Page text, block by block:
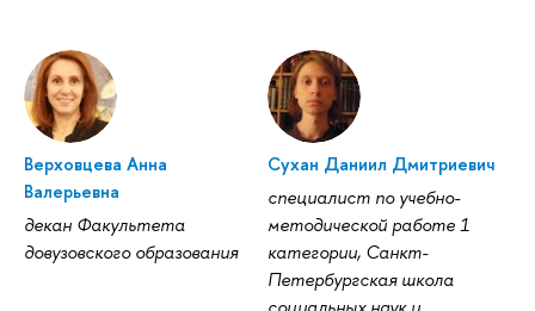
Верховцева Анна
Валерьевна
декан Факультета
довузовского образования
Сухан Даниил Дмитриевич
специалист по учебно-
методической работе 1
категории, Санкт-
Петербургская школа